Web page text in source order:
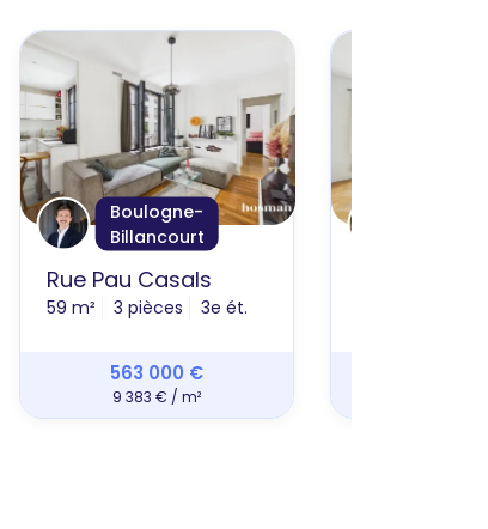
Boulogne-
Billancourt
Rue Pau Casals
59 m² 3 pièces 3e ét.
563 000 €
9 383 € / m²